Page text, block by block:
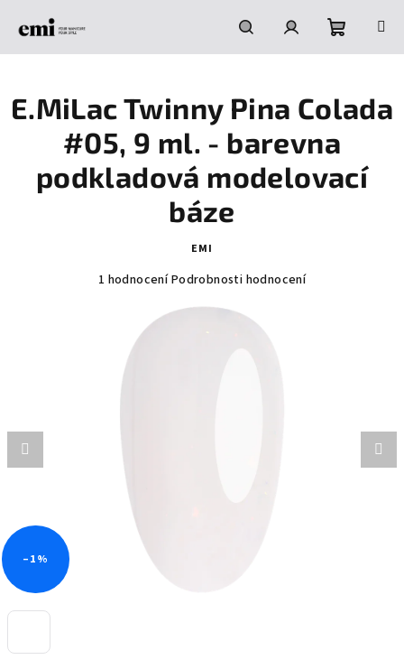
HledatPřihlášeníNákupní
košík
E.MiLac Twinny Pina Colada
#05, 9 ml. - barevna
podkladová modelovací
báze
EMI
Průměrné
1 hodnoceníPodrobnosti hodnocení
–1 %